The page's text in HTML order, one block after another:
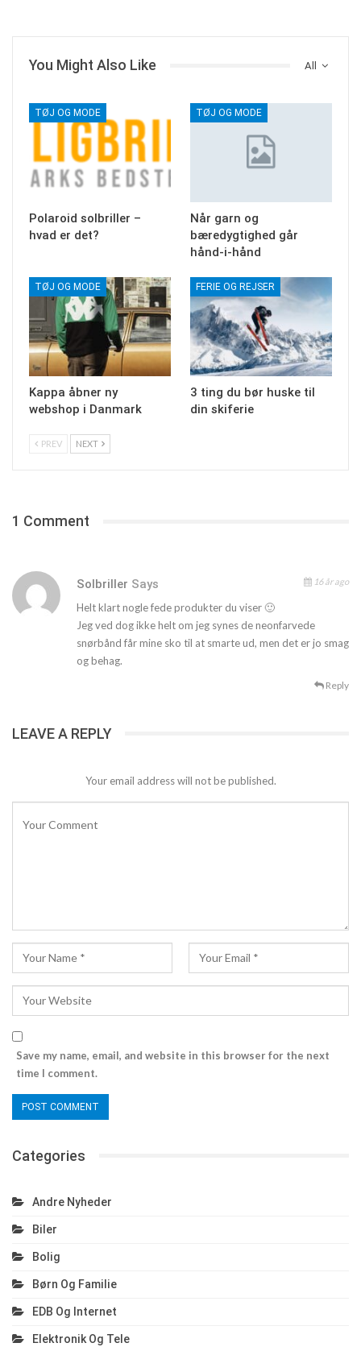
All
You Might Also Like
TØJ OG MODE
Polaroid solbriller –
hvad er det?
TØJ OG MODE
Når garn og
bæredygtighed går
hånd-i-hånd
TØJ OG MODE
Kappa åbner ny
webshop i Danmark
FERIE OG REJSER
3 ting du bør huske til
din skiferie
PREV NEXT
1 Comment
Solbriller Says 16 år ago
Helt klart nogle fede produkter du viser 🙂
Jeg ved dog ikke helt om jeg synes de neonfarvede
snørbånd får mine sko til at smarte ud, men det er jo smag
og behag.
Reply
LEAVE A REPLY
Your email address will not be published.
Save my name, email, and website in this browser for the next
time I comment.
Categories
Andre Nyheder
Biler
Bolig
Børn Og Familie
EDB Og Internet
Elektronik Og Tele